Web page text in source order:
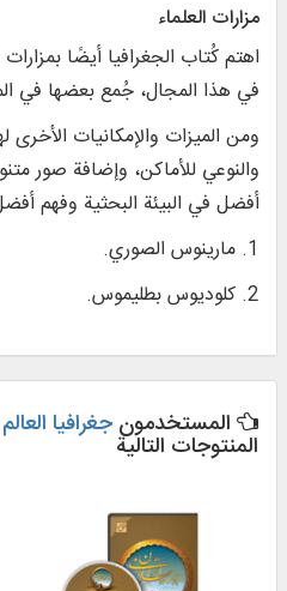
مزارات العلماء
اهتم كُتاب الجغرافيا أيضًا بمزارات
في هذا المجال، جُمع بعضها في
ومن الميزات والإمكانيات الأخرى
والنوعي للأماكن، وإضافة صور
أفضل في البيئة البحثية وفهم
1. مارينوس الصوري.
2. كلوديوس بطليموس.
المستخدمونجغرافیا
المنتوجات التالية